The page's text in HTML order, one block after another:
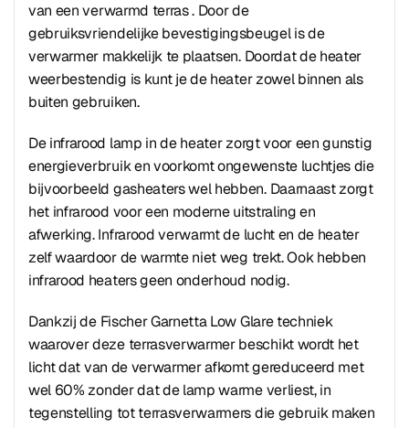
van een verwarmd terras . Door de
gebruiksvriendelijke bevestigingsbeugel is de
verwarmer makkelijk te plaatsen. Doordat de heater
weerbestendig is kunt je de heater zowel binnen als
buiten gebruiken.
De infrarood lamp in de heater zorgt voor een gunstig
energieverbruik en voorkomt ongewenste luchtjes die
bijvoorbeeld gasheaters wel hebben. Daarnaast zorgt
het infrarood voor een moderne uitstraling en
afwerking. Infrarood verwarmt de lucht en de heater
zelf waardoor de warmte niet weg trekt. Ook hebben
infrarood heaters geen onderhoud nodig.
Dankzij de Fischer Garnetta Low Glare techniek
waarover deze terrasverwarmer beschikt wordt het
licht dat van de verwarmer afkomt gereduceerd met
wel 60% zonder dat de lamp warme verliest, in
tegenstelling tot terrasverwarmers die gebruik maken